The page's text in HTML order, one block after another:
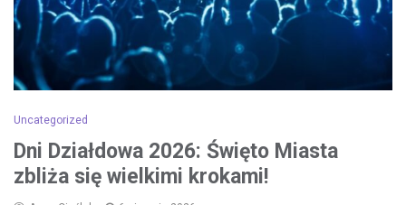
Uncategorized
Dni Działdowa 2026: Święto Miasta
zbliża się wielkimi krokami!